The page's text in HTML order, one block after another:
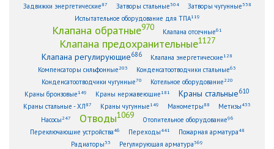
Задвижки энергетические87 Затворы стальные304 Затворы чугунные338
Испытательное оборудование для ТПА119
Клапана обратные970 Клапана отсечные61
Клапана предохранительные1127
Клапана регулирующие686 Клапана энергетические128
Компенсаторы сильфонные 203 Конденсатоотводчики стальные63
Конденсатоотводчики чугунные70 Котельное оборудование 220
Краны бронзовые149 Краны нержавеющие181 Краны стальные610
Краны стальные - ХЛ87 Краны чугунные149 Манометры88 Метизы433
Насосы 247 Отводы1069 Отопительное оборудование96
Переключающие устройства46 Переходы441 Пожарная арматура48
Радиаторы33 Регулирующая арматура369